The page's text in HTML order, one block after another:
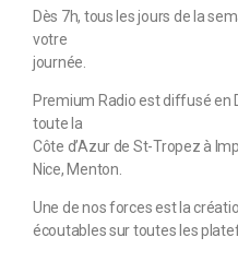
Dès 7h, tous les jours de la
votre
journée.
Premium Radio est diffusé en
toute la
Côte d’Azur de St-Tropez à
Nice, Menton.
Une de nos forces est la
écoutables sur toutes les